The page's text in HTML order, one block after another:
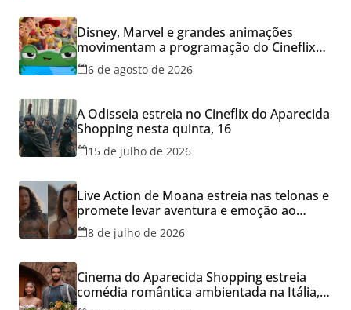
Disney, Marvel e grandes animações
movimentam a programação do Cineflix
do Aparecida Shopping
6 de agosto de 2026
A Odisseia estreia no Cineflix do Aparecida
Shopping nesta quinta, 16
15 de julho de 2026
Live Action de Moana estreia nas telonas e
promete levar aventura e emoção ao
Cineflix do Aparecida Shopping
8 de julho de 2026
Cinema do Aparecida Shopping estreia
comédia romântica ambientada na Itália,